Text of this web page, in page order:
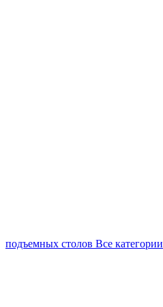
подъемных столов Все категории